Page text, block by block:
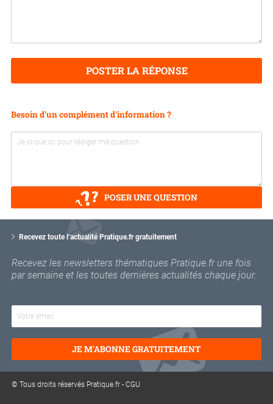
POSTER LA RÉPONSE
Besoin d'un complément d'information ?
POSER UNE QUESTION
Recevez toute l’actualité Pratique.fr gratuitement
Recevez les newsletters thématiques Pratique.fr une fois
par semaine et les toutes dernières actualités chaque jour.
o
r
e
e
JE M'ABONNE GRATUITEMENT
© Tous droits réservés Pratique.fr -CGU